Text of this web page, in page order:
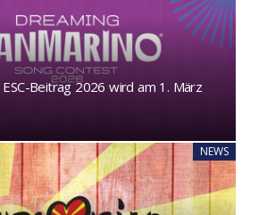
ESC-Beitrag 2026 wird am 1. März
NEWS